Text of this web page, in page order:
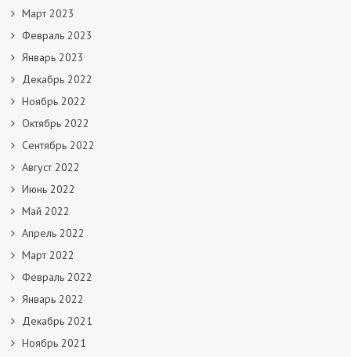
Март 2023
Февраль 2023
Январь 2023
Декабрь 2022
Ноябрь 2022
Октябрь 2022
Сентябрь 2022
Август 2022
Июнь 2022
Май 2022
Апрель 2022
Март 2022
Февраль 2022
Январь 2022
Декабрь 2021
Ноябрь 2021